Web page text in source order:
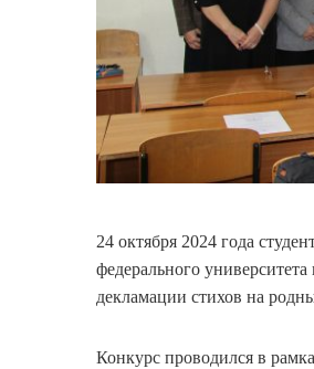
24 октября 2024 года
федерального
декламации стихов на
Конкурс проводился в